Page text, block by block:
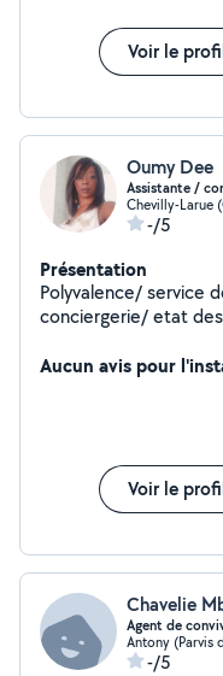
Voir le
Oumy Dee
Assistante /
Chevilly-Larue
-/5
Présentation
Polyvalence/ service
conciergerie/ etat
Aucun avis pour
Voir le
Chavelie
Agent de
Antony (Parvis
-/5